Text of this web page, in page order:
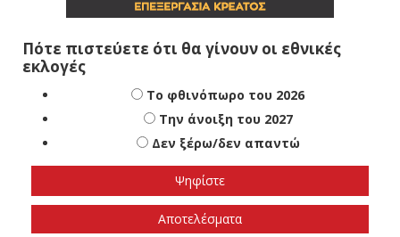
Πότε πιστεύετε ότι θα γίνουν οι εθνικές
εκλογές
Το φθινόπωρο του 2026
Την άνοιξη του 2027
Δεν ξέρω/δεν απαντώ